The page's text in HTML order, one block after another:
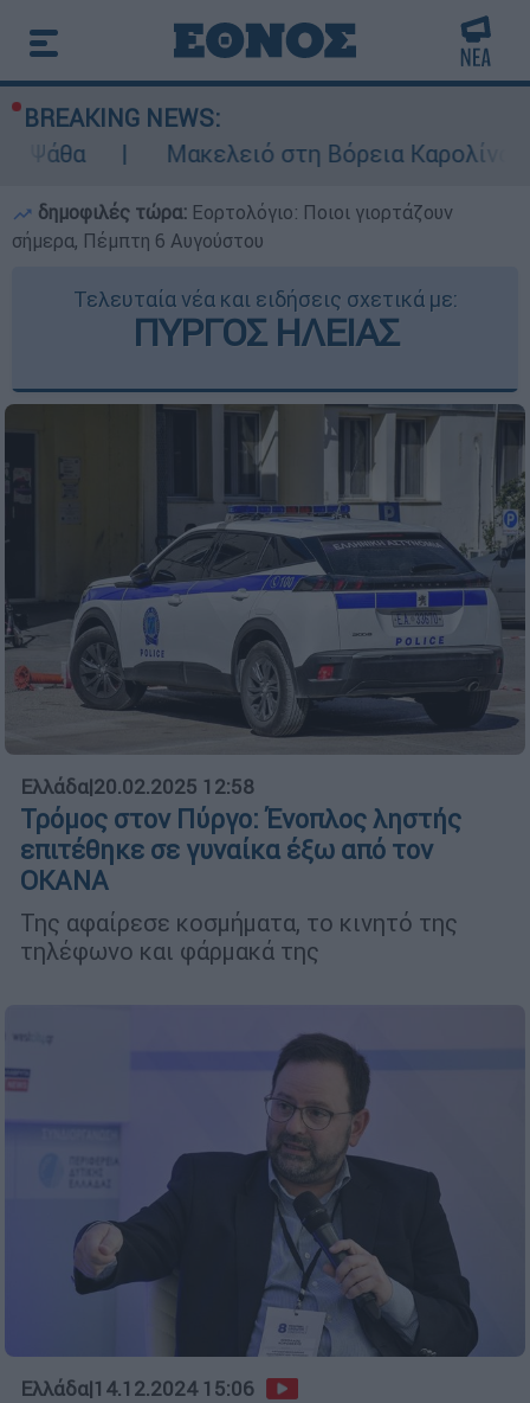
BREAKING NEWS:
Μακελειό στη Βόρεια Καρολίνα ύστερα
δημοφιλές τώρα: Εορτολόγιο: Ποιοι γιορτάζουν
σήμερα, Πέμπτη 6 Αυγούστου
Τελευταία νέα και ειδήσεις σχετικά με:
ΠΥΡΓΟΣ ΗΛΕΙΑΣ
Ελλάδα|20.02.2025 12:58
Τρόμος στον Πύργο: Ένοπλος ληστής
επιτέθηκε σε γυναίκα έξω από τον
ΟΚΑΝΑ
Της αφαίρεσε κοσμήματα, το κινητό της
τηλέφωνο και φάρμακά της
Ελλάδα|14.12.2024 15:06